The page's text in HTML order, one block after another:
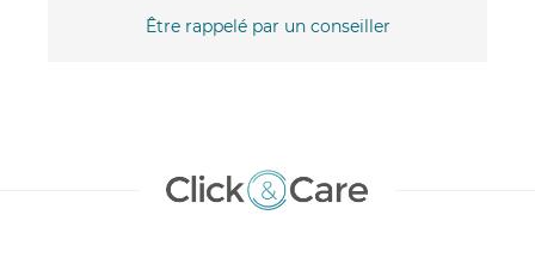
Être rappelé par un conseiller